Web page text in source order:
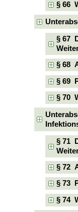
§ 66
§ 67
§ 68
§ 69
§ 70
§ 71
§ 72
§ 73
§ 74